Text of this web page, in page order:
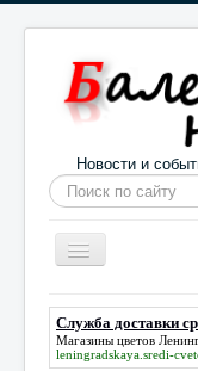
Новости и
Искать...
Toggle
Navigation
Главная
Информация
Служба доставки
Магазины цветов
leningradskaya.sredi-